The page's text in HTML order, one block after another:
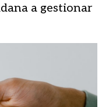
a gestionar